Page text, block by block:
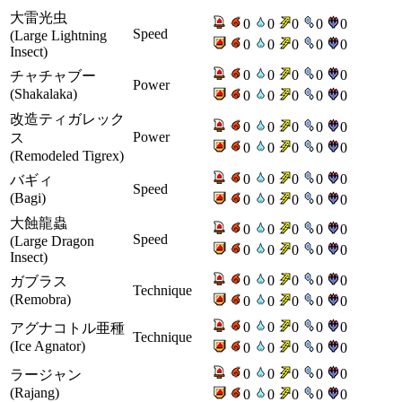
大雷光虫
(Large Lightning
Insect)
Speed
0 0 0 0
0
0
0 0 0 0
チャチャブー
(Shakalaka)
Power
0 0 0 0
0
0
0 0 0
0
改造ティガレック
ス
(Remodeled Tigrex)
Power
0 0 0 0
0
0
0 0 0 0
バギィ
(Bagi)
Speed
0 0 0 0
0
0
0 0 0
0
大蝕龍蟲
(Large Dragon
Insect)
Speed
0 0 0 0
0
0
0 0 0 0
ガブラス
(Remobra)
Technique
0 0 0 0
0
0
0 0 0
0
アグナコトル亜種
(Ice Agnator)
Technique
0 0 0 0
0
0
0 0 0
0
ラージャン
(Rajang)
0 0 0 0
0
0
0 0 0 0